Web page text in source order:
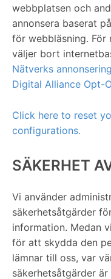
webbplatsen och
annonsera baserat
för webbläsning. För
väljer bort
Nätverks
Digital Alliance Opt-
Click here to reset
configurations.
SÄKERHET
Vi använder
säkerhetsåtgärder
information. Medan
för att skydda den
lämnar till oss, var
säkerhetsåtgärder